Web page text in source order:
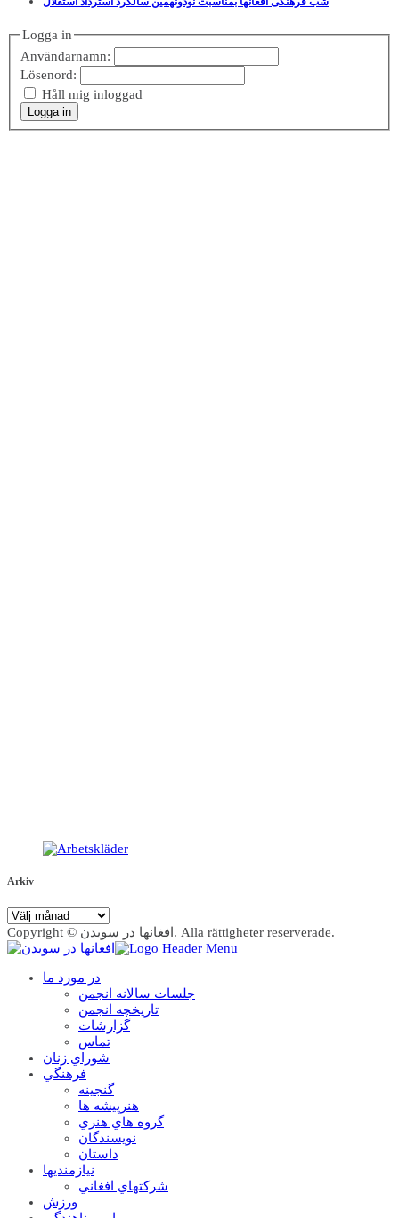
Logga in
Användarnamn:
Lösenord:
Håll mig inloggad
Logga in
Arkiv
Arkiv
Copyright © افغانها در سویدن. Alla rättigheter reserverade.
در مورد ما
جلسات سالانه انجمن
تاریخچه انجمن
گزارشات
تماس
شوراي زنان
فرهنگي
گنجينه
هنرپيشه ها
گروه هاي هنري
نويسندگان
داستان
نيازمنديها
شرکتهاي افغاني
ورزش